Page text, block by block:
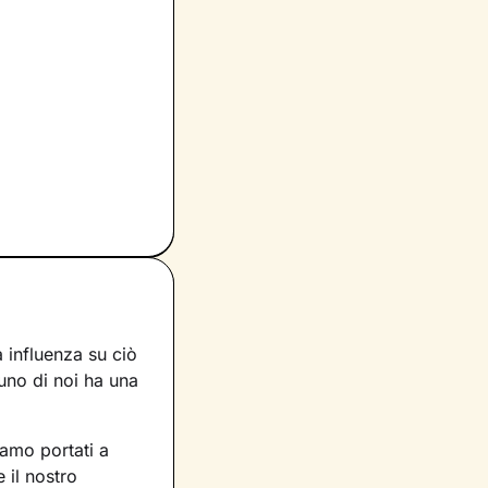
influenza su ciò
di noi ha una
portati a
il nostro